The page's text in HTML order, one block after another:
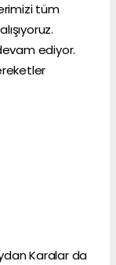
tüm
ediyor.
Karalar da